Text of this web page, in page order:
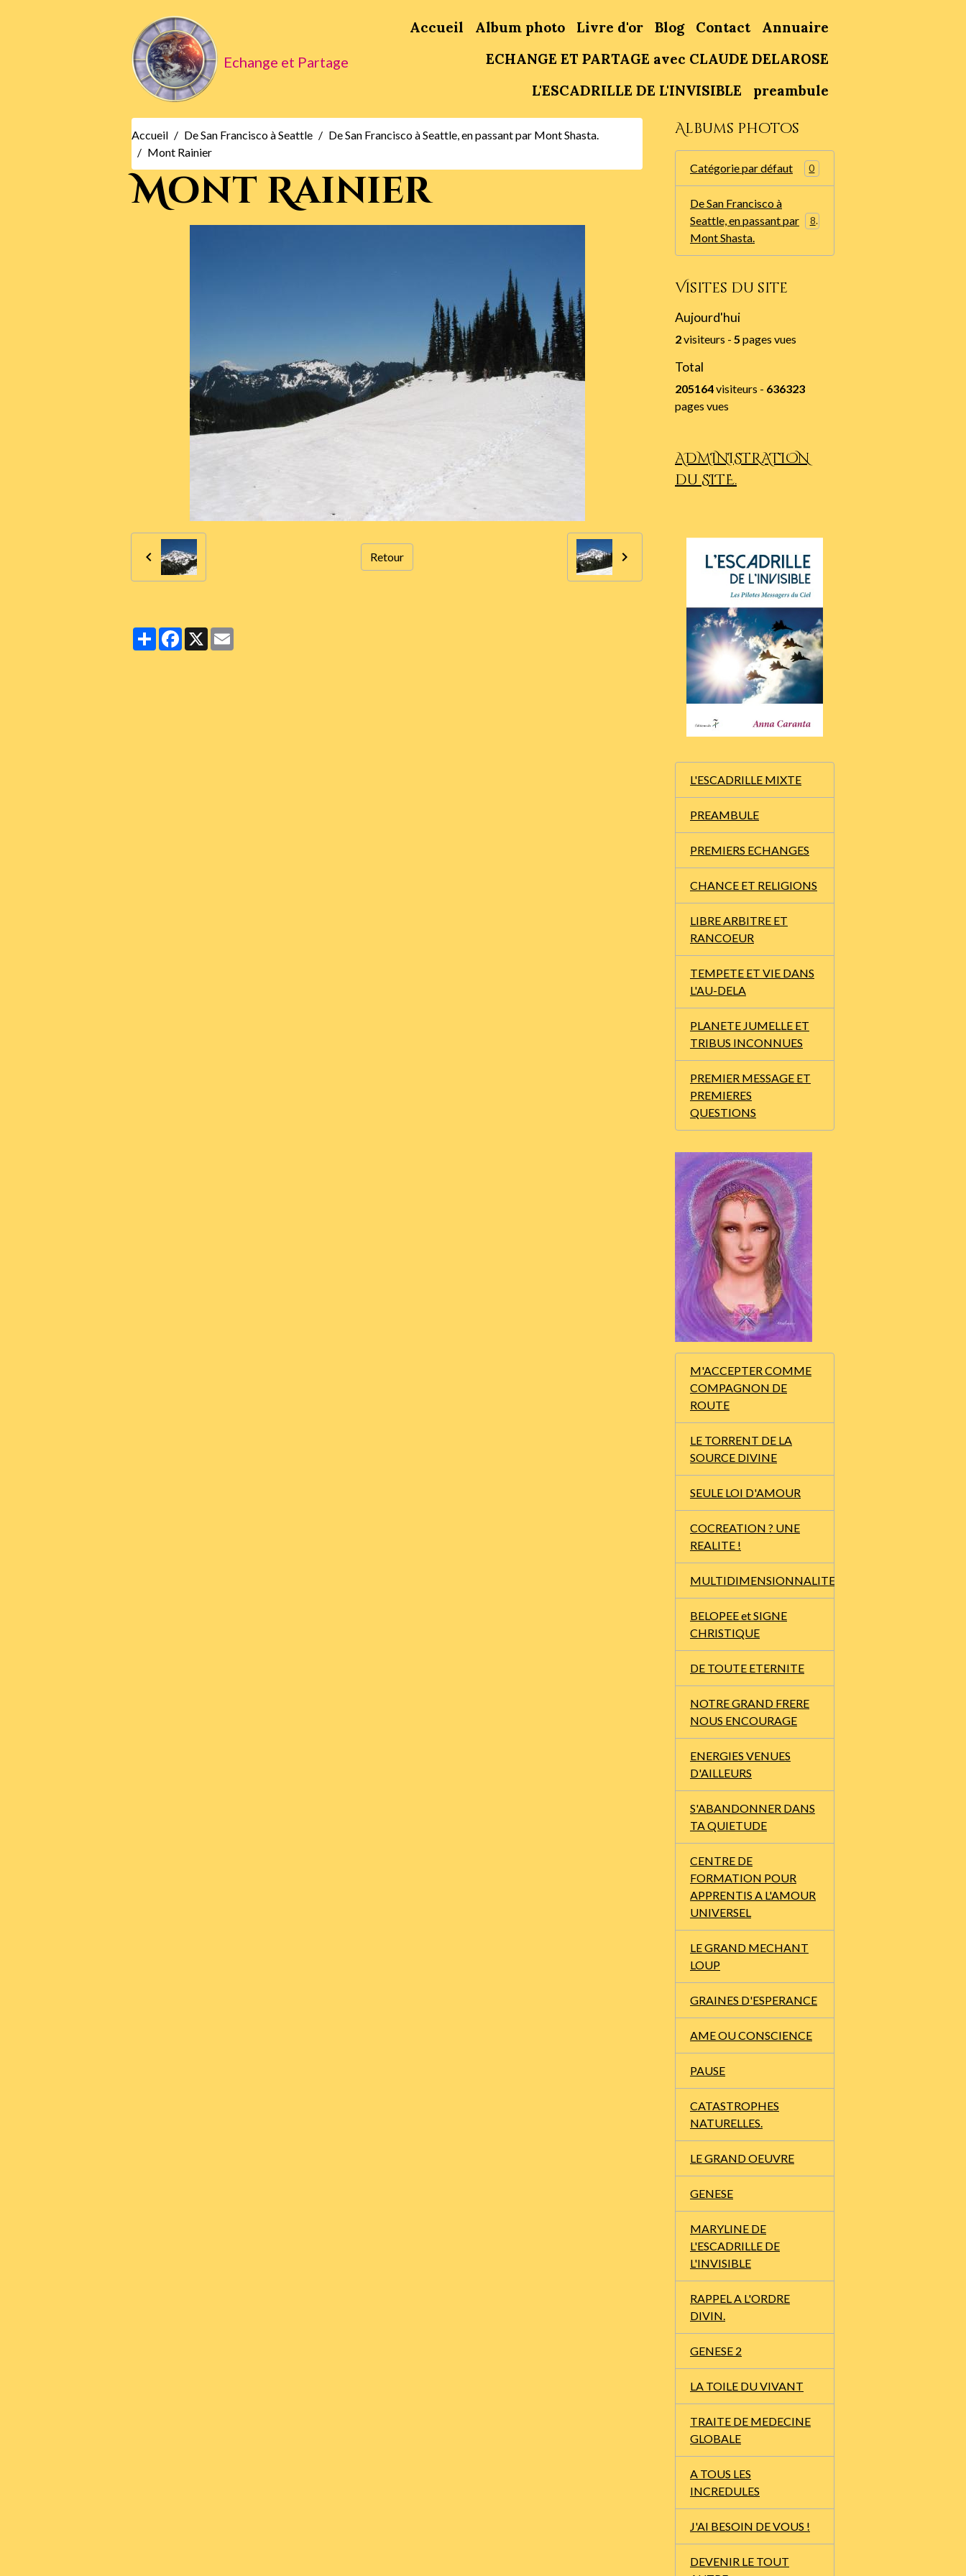
Echange et Partage
Accueil Album photo Livre d'or Blog Contact
Annuaire
ECHANGE ET PARTAGE avec CLAUDE DELAROSE
L'ESCADRILLE DE L'INVISIBLE
preambule
Accueil De San Francisco à Seattle
De San Francisco à Seattle, en passant par Mont Shasta.
Mont Rainier
Mont Rainier
Retour
PartagerFacebook
X
Albums photos
Catégorie par défaut 0
De San Francisco à
Seattle, en passant par
Mont Shasta.
86
Visites du site
Aujourd'hui
2visiteurs - 5 pages vues
Total
205164visiteurs - 636323
pages vues
ADMINISTRATION
du SITE.
L'ESCADRILLE MIXTE
PREAMBULE
PREMIERS ECHANGES
CHANCE ET RELIGIONS
LIBRE ARBITRE ET
RANCOEUR
TEMPETE ET VIE DANS
L'AU-DELA
PLANETE JUMELLE ET
TRIBUS INCONNUES
PREMIER MESSAGE ET
PREMIERES
QUESTIONS
M'ACCEPTER COMME
COMPAGNON DE
ROUTE
LE TORRENT DE LA
SOURCE DIVINE
SEULE LOI D'AMOUR
COCREATION ? UNE
REALITE !
MULTIDIMENSIONNALITE
BELOPEE et SIGNE
CHRISTIQUE
DE TOUTE ETERNITE
NOTRE GRAND FRERE
NOUS ENCOURAGE
ENERGIES VENUES
D'AILLEURS
S'ABANDONNER DANS
TA QUIETUDE
CENTRE DE
FORMATION POUR
APPRENTIS A L'AMOUR
UNIVERSEL
LE GRAND MECHANT
LOUP
GRAINES D'ESPERANCE
AME OU CONSCIENCE
PAUSE
CATASTROPHES
NATURELLES.
LE GRAND OEUVRE
GENESE
MARYLINE DE
L'ESCADRILLE DE
L'INVISIBLE
RAPPEL A L'ORDRE
DIVIN.
GENESE 2
LA TOILE DU VIVANT
TRAITE DE MEDECINE
GLOBALE
A TOUS LES
INCREDULES
J'AI BESOIN DE VOUS !
DEVENIR LE TOUT